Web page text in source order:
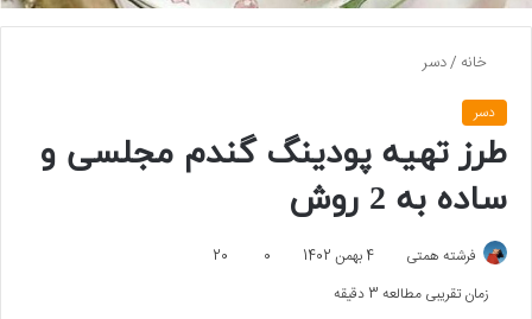
خانه /دسر
دسر
طرز تهیه پودینگ گندم مجلسی و
ساده به 2 روش
فرشته همتی 4 بهمن 1402 0
20
زمان تقریبی مطالعه 3 دقیقه